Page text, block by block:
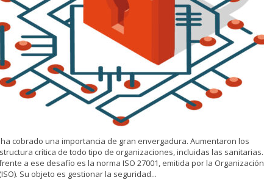
cobrado una importancia de gran envergadura. Aumentaron los
crítica de todo tipo de organizaciones, incluidas las sanitarias.
a ese desafío es la norma ISO 27001, emitida por la Organización
Su objeto es gestionar la seguridad...